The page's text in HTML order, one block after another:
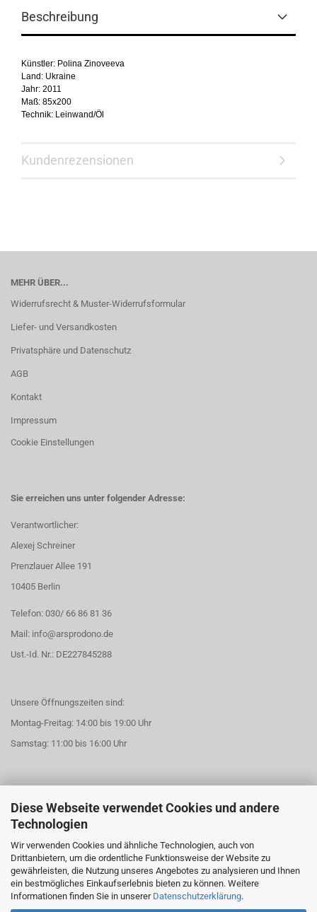
Diese Webseite verwendet Cookies und andere
Technologien
Wir verwenden Cookies und ähnliche Technologien, auch von
Drittanbietern, um die ordentliche Funktionsweise der Website zu
gewährleisten, die Nutzung unseres Angebotes zu analysieren und Ihnen
ein bestmögliches Einkaufserlebnis bieten zu können. Weitere
Informationen finden Sie in unserer Datenschutzerklärung.
Beschreibung
Künstler: Polina Zinoveeva
Land: Ukraine
Jahr: 2011
Maß: 85x200
Technik: Leinwand/Öl
Kundenrezensionen
MEHR ÜBER...
Widerrufsrecht & Muster-Widerrufsformular
Liefer- und Versandkosten
Privatsphäre und Datenschutz
AGB
Kontakt
Impressum
Cookie Einstellungen
Sie erreichen uns unter folgender Adresse:
Verantwortlicher:
Alexej Schreiner
Prenzlauer Allee 191
10405 Berlin
Telefon: 030/ 66 86 81 36
Mail: info@arsprodono.de
Ust.-Id. Nr.: DE227845288
Unsere Öffnungszeiten sind:
Montag-Freitag: 14:00 bis 19:00 Uhr
Samstag: 11:00 bis 16:00 Uhr
ersten Quartal 2016 eine Internetplattform zur Online-Beilegung von
Streitigkeiten (sog. „OS-Plattform“) bereitstellen. Die OS-Plattform soll als
Anlaufstelle zur
außergerichtlichen Beilegung von Streitigkeiten
betreffend vertragliche Verpflichtungen, die aus Online-
Kaufverträgen erwachsen, dienen. Die OS-Plattform wird unter folgendem